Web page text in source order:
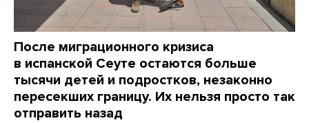
После миграционного кризиса
в испанской Сеуте остаются больше
тысячи детей и подростков, незаконно
пересекших границу. Их нельзя просто так
отправить назад